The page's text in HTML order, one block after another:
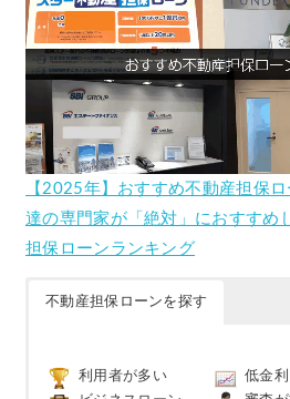
【2025年】おすすめ不動産担保
達の専門家が「絶対」におすすめ
担保ローンランキング
不動産担保ローンを探す
利用者が多い
低金利